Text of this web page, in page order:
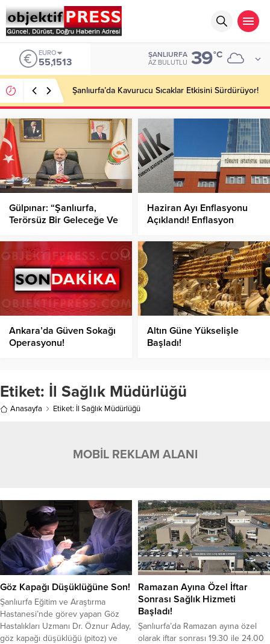
EURO
55,1513
ŞANLIURFA
AZ BULUTLU 39°C
Şanlıurfa’da Kavurucu Sıcaklar Etkisini Sürdürüyor!
Gülpınar: “Şanlıurfa,
Terörsüz Bir Geleceğe Ve
Hazırlanıyor”
Haziran Ayı Enflasyonu
Açıklandı! Enflasyon
Ankara’da Güven Sokağı
Operasyonu!
Altın Güne Yükselişle
Başladı!
Etiket: İl Sağlık Müdürlüğü
Anasayfa Etiket: İl Sağlık Müdürlüğü
MOBİL REKLAM ALANI
Göz Kapağı Düşüklüğüne Son!
Şanlıurfa Eğitim ve Araştırma
Hastanesi’nde görev yapan Göz
Hastalıkları Uzmanı Dr. Öznur Aday,
göz kapağı düşüklüğü (pitoz) ve
Ramazan Ayına Özel İftar
Sonrası Sağlık Hizmeti
Başladı!
Şanlıurfa’da Ramazan ayına özel
olarak iftar sonrası 19.30 ile 24.00